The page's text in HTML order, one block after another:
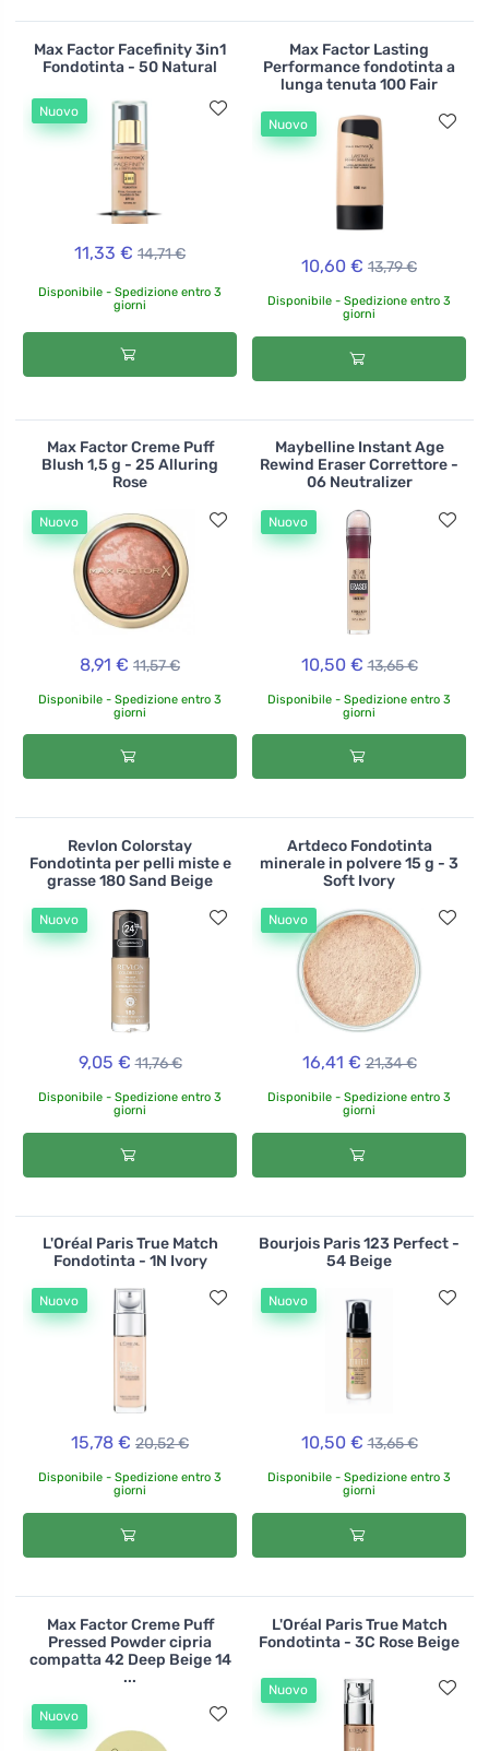
Max Factor Facefinity 3in1
Fondotinta - 50 Natural
Nuovo
11,33 € 14,71 €
Disponibile - Spedizione entro 3
giorni
Max Factor Lasting
Performance fondotinta a
lunga tenuta 100 Fair
Nuovo
10,60 € 13,79 €
Disponibile - Spedizione entro 3
giorni
Max Factor Creme Puff
Blush 1,5 g - 25 Alluring
Rose
Nuovo
8,91 € 11,57 €
Disponibile - Spedizione entro 3
giorni
Maybelline Instant Age
Rewind Eraser Correttore -
06 Neutralizer
Nuovo
10,50 € 13,65 €
Disponibile - Spedizione entro 3
giorni
Revlon Colorstay
Fondotinta per pelli miste e
grasse 180 Sand Beige
Nuovo
9,05 € 11,76 €
Disponibile - Spedizione entro 3
giorni
Artdeco Fondotinta
minerale in polvere 15 g - 3
Soft Ivory
Nuovo
16,41 € 21,34 €
Disponibile - Spedizione entro 3
giorni
L'Oréal Paris True Match
Fondotinta - 1N Ivory
Nuovo
15,78 € 20,52 €
Disponibile - Spedizione entro 3
giorni
Bourjois Paris 123 Perfect -
54 Beige
Nuovo
10,50 € 13,65 €
Disponibile - Spedizione entro 3
giorni
Max Factor Creme Puff
Pressed Powder cipria
compatta 42 Deep Beige 14
...
Nuovo
L'Oréal Paris True Match
Fondotinta - 3C Rose Beige
Nuovo